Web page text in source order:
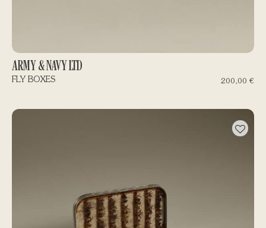
ARMY & NAVY LTD
200,00 €
FLY BOXES